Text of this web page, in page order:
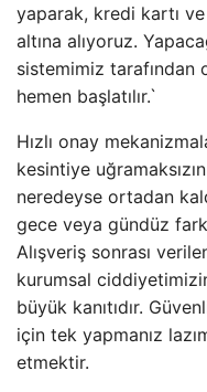
yaparak, kredi kartı
altına alıyoruz.
sistemimiz tarafından
hemen başlatılır.`
Hızlı onay
kesintiye
neredeyse ortadan
gece veya gündüz
Alışveriş sonrası
kurumsal
büyük kanıtıdır.
için tek yapmanız
etmektir.